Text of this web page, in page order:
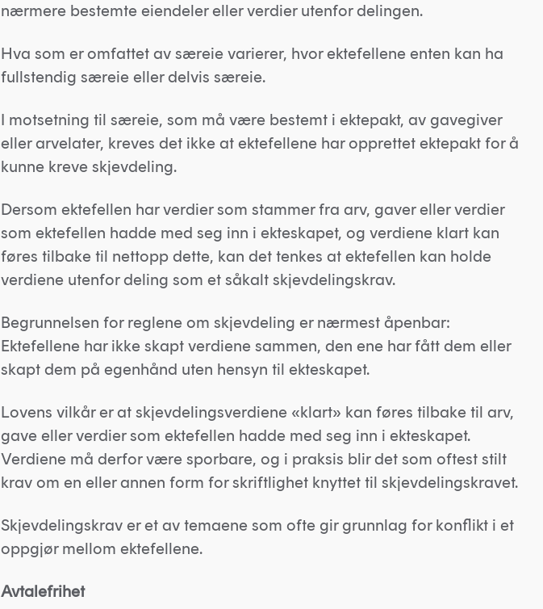
nærmere bestemte eiendeler eller verdier utenfor delingen.
Hva som er omfattet av særeie varierer, hvor ektefellene enten kan ha
fullstendig særeie eller delvis særeie.
I motsetning til særeie, som må være bestemt i ektepakt, av gavegiver
eller arvelater, kreves det ikke at ektefellene har opprettet ektepakt for å
kunne kreve skjevdeling.
Dersom ektefellen har verdier som stammer fra arv, gaver eller verdier
som ektefellen hadde med seg inn i ekteskapet, og verdiene klart kan
føres tilbake til nettopp dette, kan det tenkes at ektefellen kan holde
verdiene utenfor deling som et såkalt skjevdelingskrav.
Begrunnelsen for reglene om skjevdeling er nærmest åpenbar:
Ektefellene har ikke skapt verdiene sammen, den ene har fått dem eller
skapt dem på egenhånd uten hensyn til ekteskapet.
Lovens vilkår er at skjevdelingsverdiene «klart» kan føres tilbake til arv,
gave eller verdier som ektefellen hadde med seg inn i ekteskapet.
Verdiene må derfor være sporbare, og i praksis blir det som oftest stilt
krav om en eller annen form for skriftlighet knyttet til skjevdelingskravet.
Skjevdelingskrav er et av temaene som ofte gir grunnlag for konflikt i et
oppgjør mellom ektefellene.
Avtalefrihet